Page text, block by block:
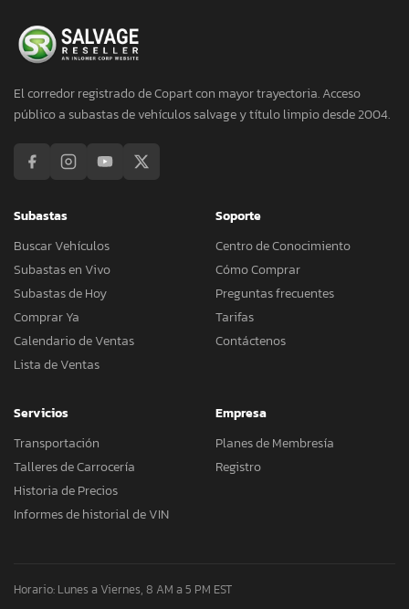
El corredor registrado de Copart con mayor trayectoria. Acceso
público a subastas de vehículos salvage y título limpio desde 2004.
Subastas
Buscar Vehículos
Subastas en Vivo
Subastas de Hoy
Comprar Ya
Calendario de Ventas
Lista de Ventas
Soporte
Centro de Conocimiento
Cómo Comprar
Preguntas frecuentes
Tarifas
Contáctenos
Servicios
Transportación
Talleres de Carrocería
Historia de Precios
Informes de historial de VIN
Empresa
Planes de Membresía
Registro
Horario: Lunes a Viernes, 8 AM a 5 PM EST